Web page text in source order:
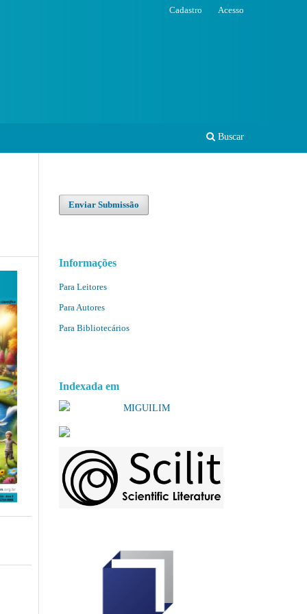
Buscar
Cadastro Acesso
Enviar Submissão
Informações
Para Leitores
Para Autores
Para Bibliotecários
Indexada em